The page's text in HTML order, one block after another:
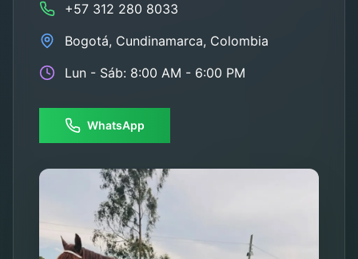
+57 312 280 8033
Bogotá, Cundinamarca, Colombia
Lun - Sáb: 8:00 AM - 6:00 PM
WhatsApp